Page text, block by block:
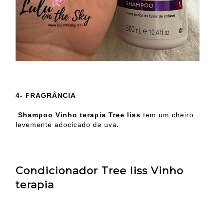
4- FRAGRÂNCIA
Shampoo Vinho terapia Tree liss tem um cheiro
levemente adocicado de uva.
Condicionador Tree liss Vinho
terapia